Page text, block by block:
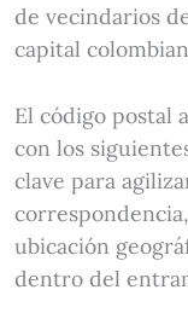
de vecindarios
capital
El código postal
con los
clave para
ubicación
dentro del